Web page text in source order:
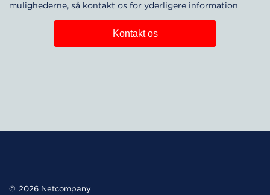
mulighederne, så kontakt os for yderligere information
Kontakt os
2026 Netcompany